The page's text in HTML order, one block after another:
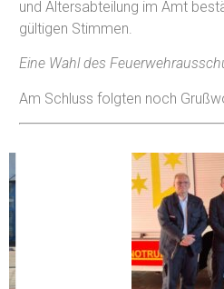
und Altersabteilung im Amt
gültigen Stimmen.
Eine Wahl des
Am Schluss folgten noch